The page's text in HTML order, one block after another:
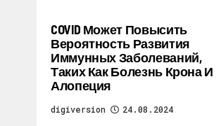
COVID Может Повысить
Вероятность Развития
Иммунных Заболеваний,
Таких Как Болезнь Крона И
Алопеция
digiversion 24.08.2024